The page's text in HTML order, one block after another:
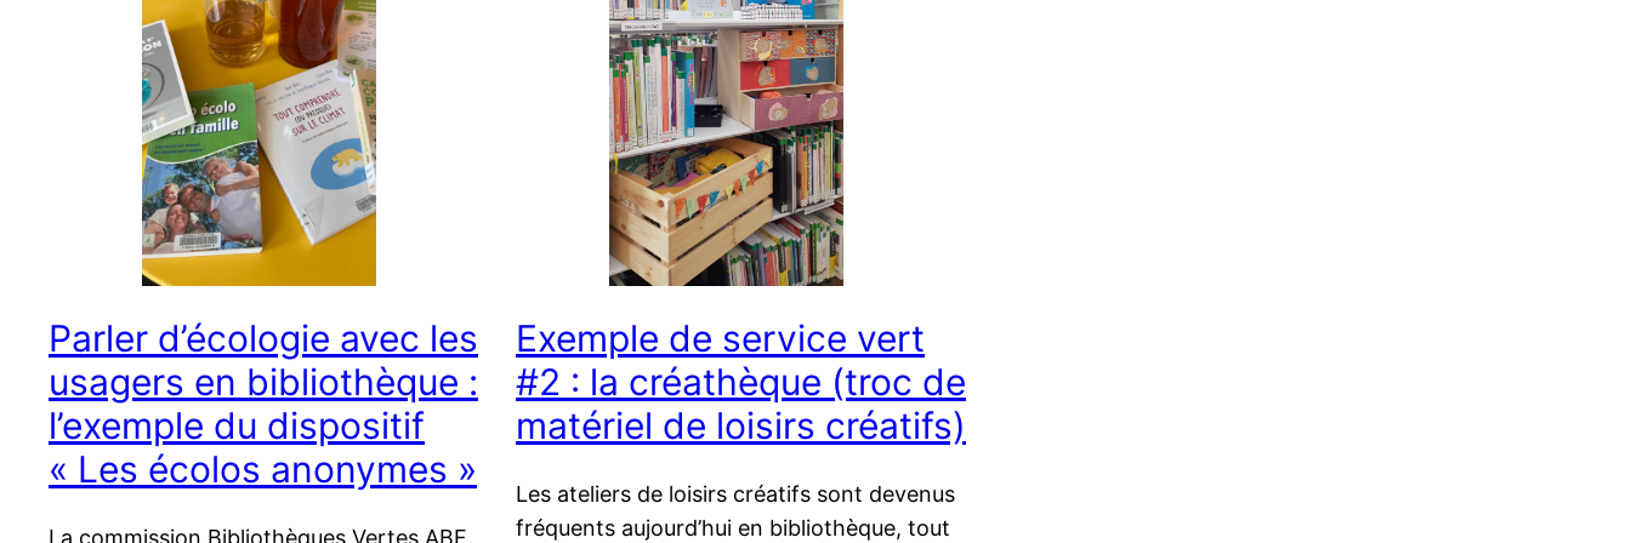
Parler d’écologie avec les
usagers en bibliothèque :
l’exemple du dispositif
« Les écolos anonymes »
La commission Bibliothèques Vertes ABF
Exemple de service vert
#2 : la créathèque (troc de
matériel de loisirs créatifs)
Les ateliers de loisirs créatifs sont devenus
fréquents aujourd’hui en bibliothèque, tout